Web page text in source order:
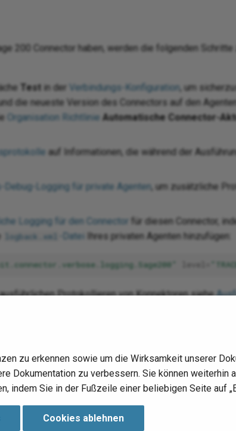
200 Connector haben, werden die folgenden Schritte
Test in der Verbindungs-Konfiguration, um
die neueste Version des Connectors auf den
Organisation Richtlinie Automatische Connector-
auf Informationen, die während der
Debug-Logging für private Agenten, um zusätzliche
Logging für den Connector
für diesen Connector,
logback.xml -Datei Ihres privaten Agenten hinzufügen:
Protokollieren von Konnektoren siehe
zur Fehlersuche siehe
Fehlerbehebung bei
zu erkennen sowie um die Wirksamkeit unserer
Dokumentation zu verbessern. Sie können weiterhin
indem Sie in der Fußzeile einer beliebigen Seite auf
Cookies ablehnen